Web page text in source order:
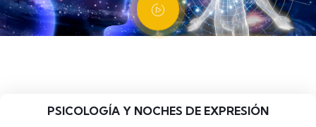
PSICOLOGÍA Y NOCHES DE EXPRESIÓN